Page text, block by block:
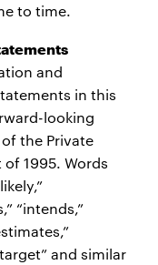
to time.
and
in this
looking
the Private
1995. Words
“intends,”
and similar